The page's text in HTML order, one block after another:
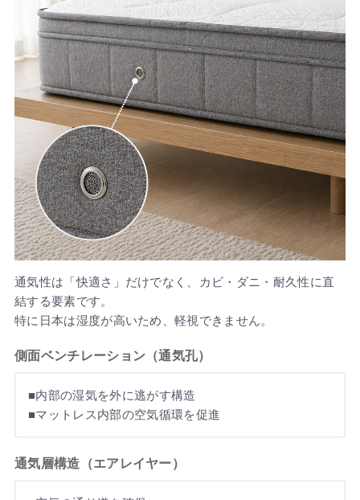
通気性は「快適さ」だけでなく、カビ・ダニ・耐久性に直
結する要素です。
特に日本は湿度が高いため、軽視できません。
側面ベンチレーション（通気孔）
■内部の湿気を外に逃がす構造
■マットレス内部の空気循環を促進
通気層構造（エアレイヤー）